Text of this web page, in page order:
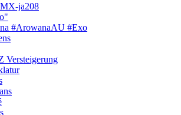
ja208
#ArowanaAU #Exo
Versteigerung